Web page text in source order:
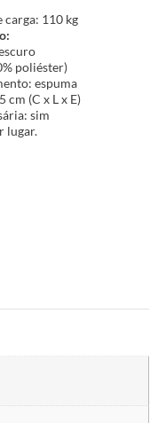
carga: 110 kg
poliéster)
espuma
cm (C x L x E)
sim
lugar.